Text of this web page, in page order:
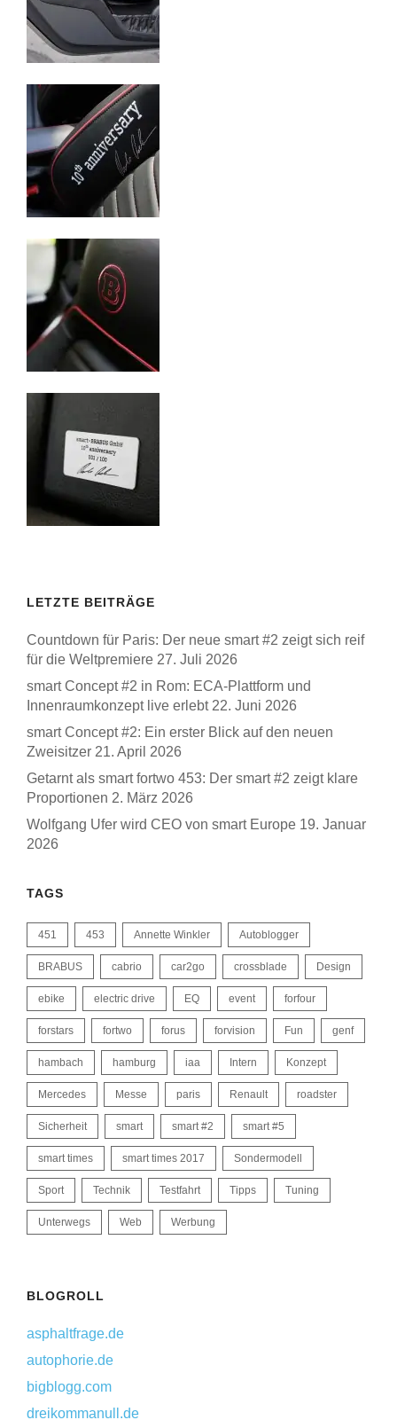
LETZTE BEITRÄGE
Countdown für Paris: Der neue smart #2 zeigt sich reif
für die Weltpremiere 27. Juli 2026
smart Concept #2 in Rom: ECA-Plattform und
Innenraumkonzept live erlebt 22. Juni 2026
smart Concept #2: Ein erster Blick auf den neuen
Zweisitzer 21. April 2026
Getarnt als smart fortwo 453: Der smart #2 zeigt klare
Proportionen 2. März 2026
Wolfgang Ufer wird CEO von smart Europe 19. Januar
2026
TAGS
451 453 Annette Winkler Autoblogger
BRABUS cabrio car2go crossblade Design
ebike electric drive EQ event forfour
forstars fortwo forus forvision Fun genf
hambach hamburg iaa Intern Konzept
Mercedes Messe paris Renault roadster
Sicherheit smart smart #2 smart #5
smart times smart times 2017 Sondermodell
Sport Technik Testfahrt Tipps Tuning
Unterwegs Web Werbung
BLOGROLL
asphaltfrage.de
autophorie.de
bigblogg.com
dreikommanull.de